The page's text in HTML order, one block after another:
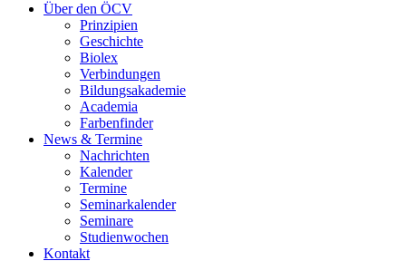
Über den ÖCV
Prinzipien
Geschichte
Biolex
Verbindungen
Bildungsakademie
Academia
Farbenfinder
News & Termine
Nachrichten
Kalender
Termine
Seminarkalender
Seminare
Studienwochen
Kontakt